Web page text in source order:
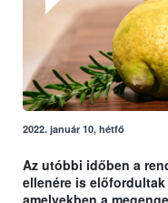
2022. január 10, hétfő
Az utóbbi időben a
ellenére is